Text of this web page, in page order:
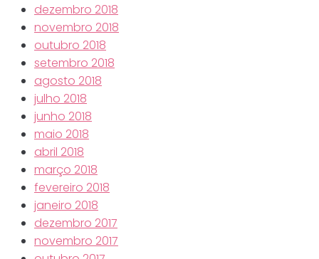
dezembro 2018
novembro 2018
outubro 2018
setembro 2018
agosto 2018
julho 2018
junho 2018
maio 2018
abril 2018
março 2018
fevereiro 2018
janeiro 2018
dezembro 2017
novembro 2017